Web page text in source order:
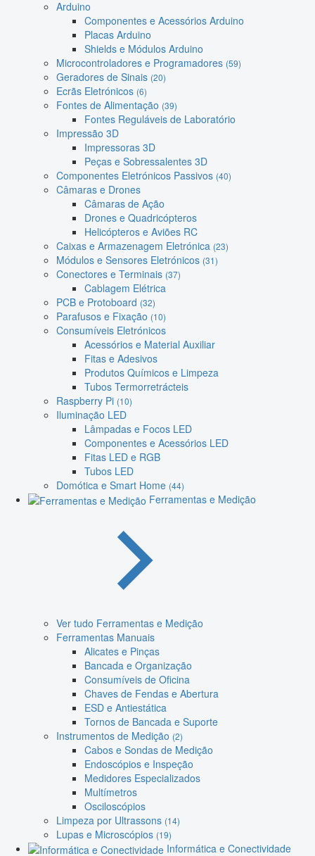
Arduino
Componentes e Acessórios Arduino
Placas Arduino
Shields e Módulos Arduino
Microcontroladores e Programadores (59)
Geradores de Sinais (20)
Ecrãs Eletrónicos (6)
Fontes de Alimentação (39)
Fontes Reguláveis de Laboratório
Impressão 3D
Impressoras 3D
Peças e Sobressalentes 3D
Componentes Eletrónicos Passivos (40)
Câmaras e Drones
Câmaras de Ação
Drones e Quadricópteros
Helicópteros e Aviões RC
Caixas e Armazenagem Eletrónica (23)
Módulos e Sensores Eletrónicos (31)
Conectores e Terminais (37)
Cablagem Elétrica
PCB e Protoboard (32)
Parafusos e Fixação (10)
Consumíveis Eletrónicos
Acessórios e Material Auxiliar
Fitas e Adesivos
Produtos Químicos e Limpeza
Tubos Termorretrácteis
Raspberry Pi (10)
Iluminação LED
Lâmpadas e Focos LED
Componentes e Acessórios LED
Fitas LED e RGB
Tubos LED
Domótica e Smart Home (44)
Ferramentas e Medição
Ver tudo Ferramentas e Medição
Ferramentas Manuais
Alicates e Pinças
Bancada e Organização
Consumíveis de Oficina
Chaves de Fendas e Abertura
ESD e Antiestática
Tornos de Bancada e Suporte
Instrumentos de Medição (2)
Cabos e Sondas de Medição
Endoscópios e Inspeção
Medidores Especializados
Multímetros
Osciloscópios
Limpeza por Ultrassons (14)
Lupas e Microscópios (19)
Informática e Conectividade